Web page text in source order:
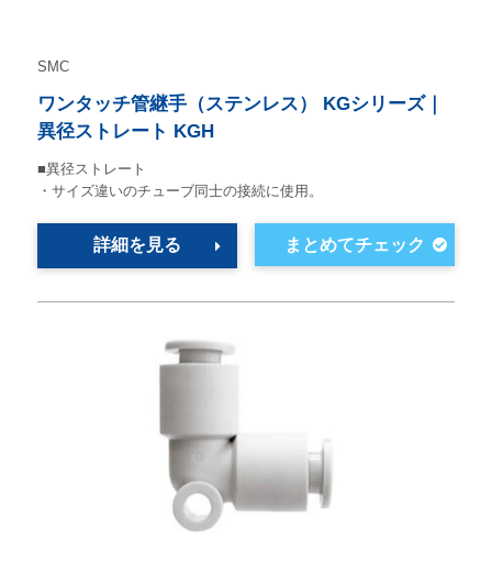
SMC
ワンタッチ管継手（ステンレス） KGシリーズ｜
異径ストレート KGH
■異径ストレート
・サイズ違いのチューブ同士の接続に使用。
詳細を見る